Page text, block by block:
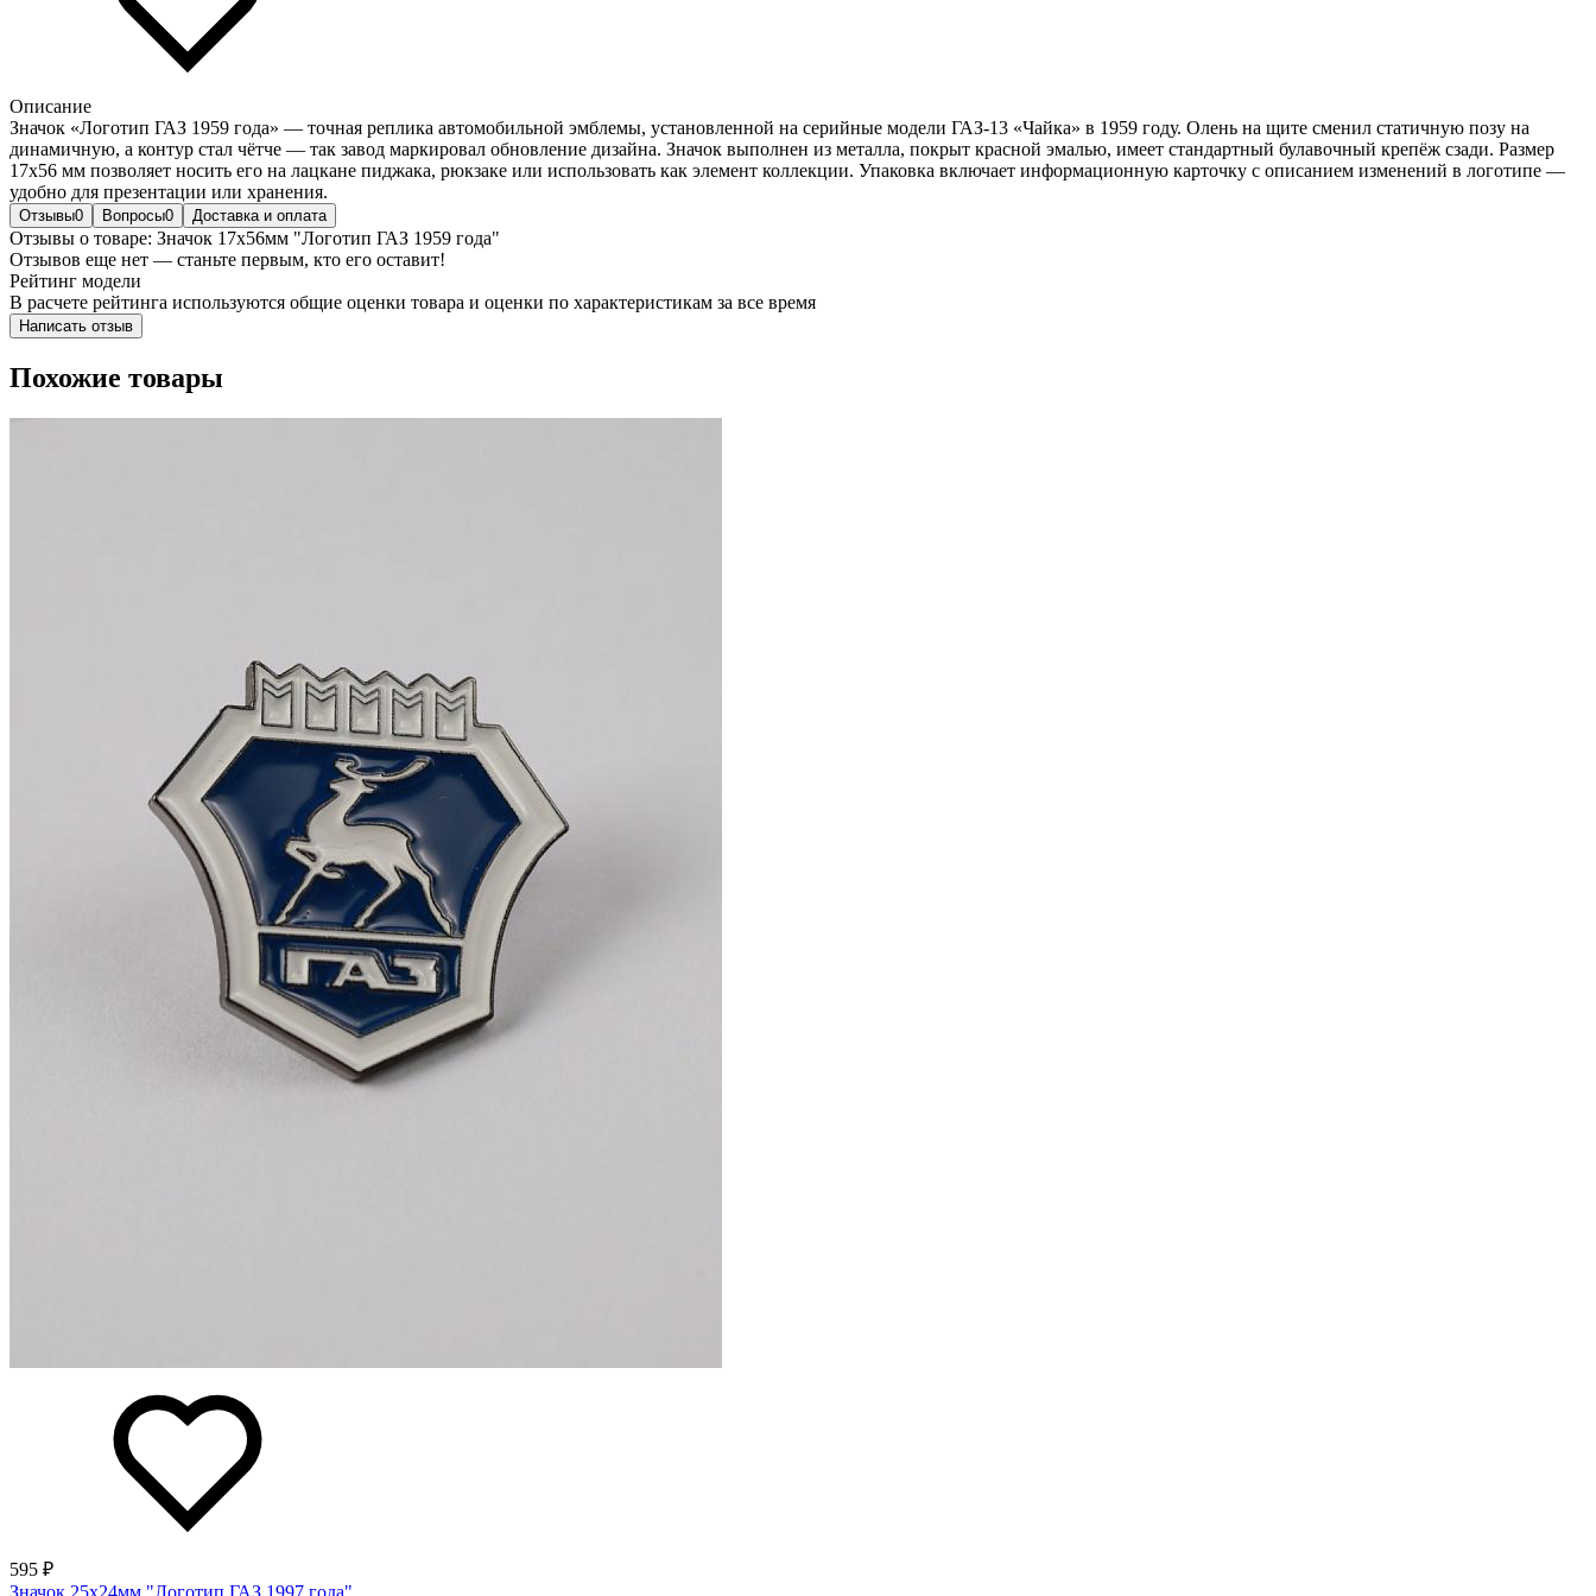
Описание
Значок «Логотип ГАЗ 1959 года» — точная реплика автомобильной эмблемы, установленной на серийные модели ГАЗ-13 «Чайка» в 1959 году. Олень на щите сменил статичную позу на
динамичную, а контур стал чётче — так завод маркировал обновление дизайна. Значок выполнен из металла, покрыт красной эмалью, имеет стандартный булавочный крепёж сзади. Размер
17х56 мм позволяет носить его на лацкане пиджака, рюкзаке или использовать как элемент коллекции. Упаковка включает информационную карточку с описанием изменений в логотипе —
удобно для презентации или хранения.
Отзывы0 Вопросы0 Доставка и оплата
Отзывы о товаре: Значок 17х56мм "Логотип ГАЗ 1959 года"
Отзывов еще нет — станьте первым, кто его оставит!
Рейтинг модели
В расчете рейтинга используются общие оценки товара и оценки по характеристикам за все время
Написать отзыв
Похожие товары
595 ₽
Значок 25х24мм "Логотип ГАЗ 1997 года"